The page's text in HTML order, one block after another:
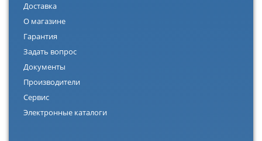
Доставка
О магазине
Гарантия
Задать вопрос
Документы
Производители
Сервис
Электронные каталоги